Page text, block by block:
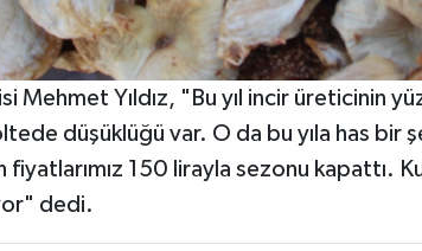
Mehmet Yıldız, "Bu yıl incir üreticinin
düşüklüğü var. O da bu yıla has bir
fiyatlarımız 150 lirayla sezonu kapattı.
dedi.